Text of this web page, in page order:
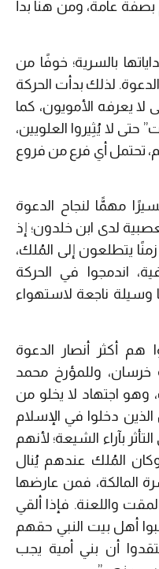
عامة، ومن هنا بدأ
بالسرية؛ خوفًا من
لذلك بدأت الحركة
لا يعرفه الأمويون، كما
لا يُثِيروا العلويين،
تحتمل أي فرع من فروع
مهمًّا لنجاح الدعوة
لدى ابن خلدون؛ إذ
يتطلعون إلى المُلك،
اندمجوا في الحركة
وسيلة ناجعة لاستهواء
أكثر أنصار الدعوة
خرسان، وللمؤرخ محمد
وهو اجتهاد لا يخلو من
دخلوا في الإسلام
بآراء الشيعة؛ لأنهم
المُلك عندهم يُنال
المالكة، فمن عارضها
واللعنة. فإذا ألقي
أهل بيت النبي حقهم
أن بني أمية يجب